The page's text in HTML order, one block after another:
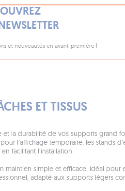
et nouveautés en avant-première !
ET TISSUS
la durabilité de vos supports grand
l’affichage temporaire, les stands
facilitant l’installation.
simple et efficace, idéal
adapté aux supports légers